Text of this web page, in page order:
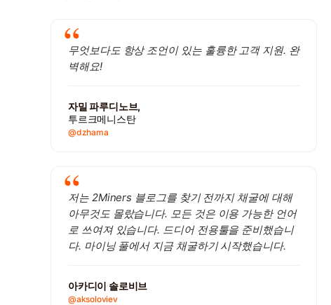
무엇보다도 항상 조언이 있는 훌륭한 고객 지원. 완
벽해요!
자밀 파루디노브,
투르크메니스탄
@dzhama
저는 2Miners 블로그를 찾기 전까지 채굴에 대해
아무것도 몰랐습니다. 모든 것은 이용 가능한 언어
로 쓰여져 있습니다. 드디어 전용툴을 준비했습니
다. 마이닝 풀에서 지금 채굴하기 시작했습니다.
아카디이 솔로비브
@aksoloviev